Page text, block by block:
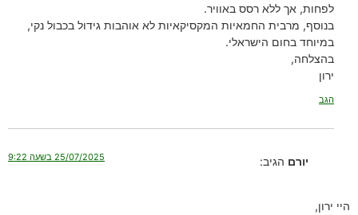
לפחות, אך ללא רסס באוויר.
בנוסף, מרבית החמאיות המקסיקאיות לא אוהבות גידול בכבול נקי,
במיוחד בחום הישראלי.
בהצלחה,
ירון
הגב
יורם הגיב: 25/07/2025 בשעה 9:22
היי ירון,